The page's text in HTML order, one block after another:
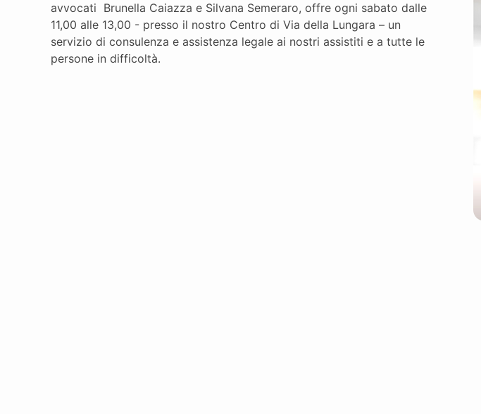
avvocati Brunella Caiazza e Silvana Semeraro, offre ogni sabato dalle
11,00 alle 13,00 - presso il nostro Centro di Via della Lungara – un
servizio di consulenza e assistenza legale ai nostri assistiti e a tutte le
persone in difficoltà.